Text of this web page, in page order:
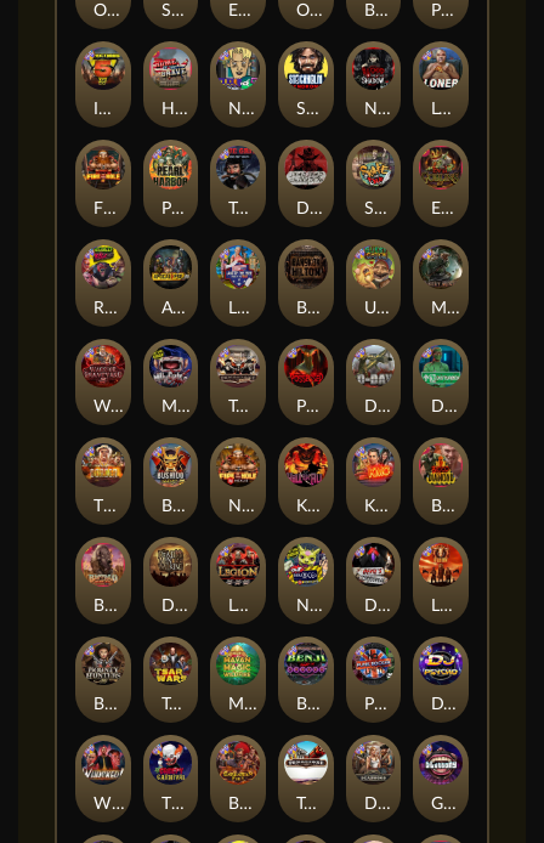
Nexus Blood & Shadow
Kill Em All Blood Diamond
Dead, Dead, or Deader
Nexus Fire In The Hole xBomb
Dead Men Walking
Tsar Wars
Home of the Brave
Munchies
Skate or Die
Stockholm Syndrome
Apocalypse Super xNudge
Outsourced
Bangkok Hilton
Nexus Outsourced
Loner
Outsourced: Payday
Fire In The Hole xBomb
Tombstone No Mercy
Roadkill
Kiss My Chainsaw
Nine To Five
Bounty Hunters xNudge®
El Pasa Gunfight xNudge
Land of the Free
Brick Snake 2000
Warrior Graveyard xNudge
Little Bighorn
Benji Killed in Vegas
Barbarian Fury
Devil's Crossroad
Evil Goblins xBomb
San Quentin xWays
Gluttony
Mayan Magic Wildfire
Punk Toilet
Possessed
Legion X
Deadwood xNudge
Disturbed
DJ Psycho
Buffalo Hunter
Tombstone
Punk Rocker
The Creepy Carnival
Pearl Harbor
Whacked
Infectious 5 xWays
Misery Mining
True Grit Redemption
Bushido Way xNudge
D Day
The Border
Ugliest Catch